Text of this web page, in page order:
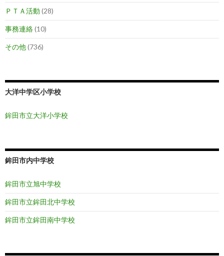
ＰＴＡ活動 (28)
事務連絡(10)
その他(736)
大洋中学区小学校
鉾田市立大洋小学校
鉾田市内中学校
鉾田市立旭中学校
鉾田市立鉾田北中学校
鉾田市立鉾田南中学校